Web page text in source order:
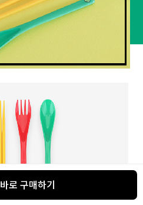
바로 구매하기